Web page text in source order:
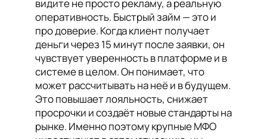
видите не просто рекламу, а реальную
оперативность. Быстрый займ — это и
про доверие. Когда клиент получает
деньги через 15 минут после заявки, он
чувствует уверенность в платформе и в
системе в целом. Он понимает, что
может рассчитывать на неё и в будущем.
Это повышает лояльность, снижает
просрочки и создаёт новые стандарты на
рынке. Именно поэтому крупные МФО